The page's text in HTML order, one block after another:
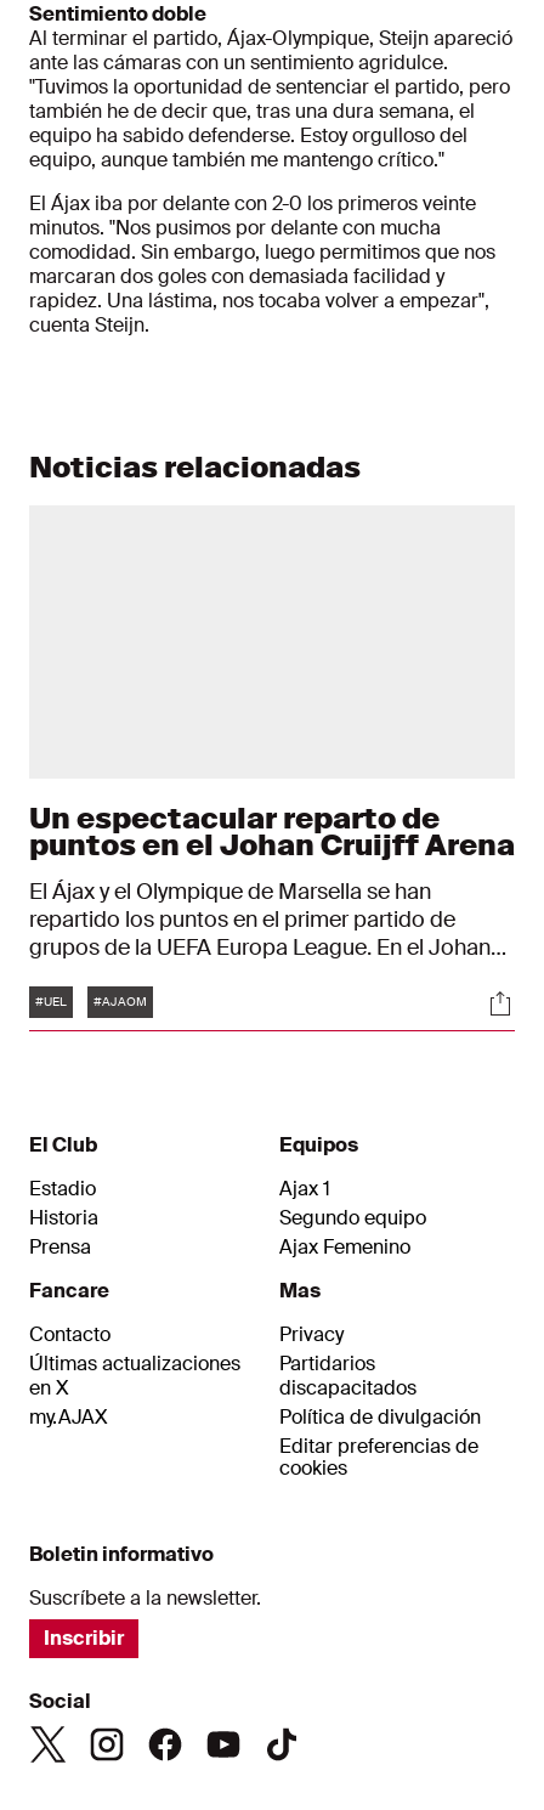
Sentimiento doble
Al terminar el partido, Ájax-Olympique, Steijn apareció
ante las cámaras con un sentimiento agridulce.
"Tuvimos la oportunidad de sentenciar el partido, pero
también he de decir que, tras una dura semana, el
equipo ha sabido defenderse. Estoy orgulloso del
equipo, aunque también me mantengo crítico."
El Ájax iba por delante con 2-0 los primeros veinte
minutos. "Nos pusimos por delante con mucha
comodidad. Sin embargo, luego permitimos que nos
marcaran dos goles con demasiada facilidad y
rapidez. Una lástima, nos tocaba volver a empezar",
cuenta Steijn.
Noticias relacionadas
Un espectacular reparto de
puntos en el Johan Cruijff Arena
El Ájax y el Olympique de Marsella se han
repartido los puntos en el primer partido de
grupos de la UEFA Europa League. En el Johan
partes iguales entre ambos equipos. Por
desgracia, los del Ájax permitieron que los
Etiquetas
#UEL #AJAOM
El Club
Estadio
Historia
Prensa
Fancare
Contacto
Últimas actualizaciones
en X
my.AJAX
Equipos
Ajax 1
Segundo equipo
Ajax Femenino
Mas
Privacy
Partidarios
discapacitados
Política de divulgación
Editar preferencias de
cookies
Boletin informativo
Suscríbete a la newsletter.
Inscribir
Social